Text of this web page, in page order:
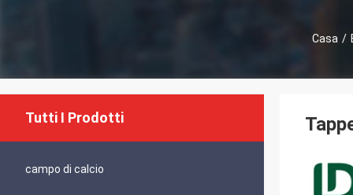
Casa /
Tutti I Prodotti
campo di calcio